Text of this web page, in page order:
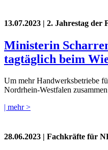
13.07.2023 | 2. Jahrestag der
Ministerin
tagtäglich beim
Um mehr Handwerksbetriebe
Nordrhein-Westfalen
| mehr >
28.06.2023 | Fachkräfte für